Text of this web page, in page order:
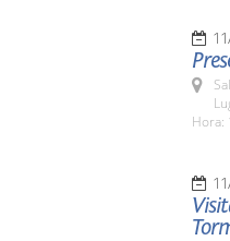
Hora: